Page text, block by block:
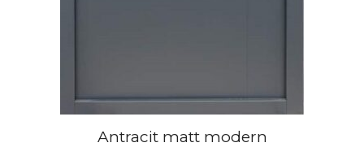
Antracit matt modern